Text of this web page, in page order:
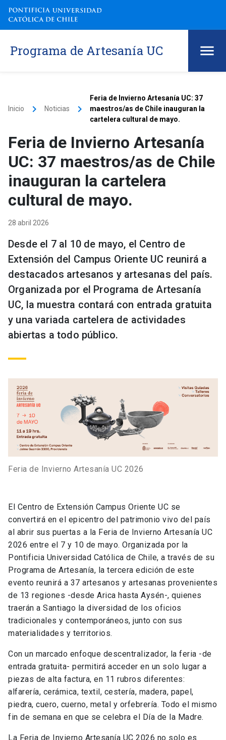
Programa de Artesanía UC
Inicio keyboard_arrow_right Noticias keyboard_arrow_right
Feria de Invierno Artesanía UC: 37
maestros/as de Chile inauguran la
cartelera cultural de mayo.
Feria de Invierno Artesanía
UC: 37 maestros/as de Chile
inauguran la cartelera
cultural de mayo.
28 abril 2026
Desde el 7 al 10 de mayo, el Centro de
Extensión del Campus Oriente UC reunirá a
destacados artesanos y artesanas del país.
Organizada por el Programa de Artesanía
UC, la muestra contará con entrada gratuita
y una variada cartelera de actividades
abiertas a todo público.
Feria de Invierno Artesanía UC 2026
El Centro de Extensión Campus Oriente UC se
convertirá en el epicentro del patrimonio vivo del país
al abrir sus puertas a la Feria de Invierno Artesanía UC
2026 entre el 7 y 10 de mayo. Organizada por la
Pontificia Universidad Católica de Chile, a través de su
Programa de Artesanía, la tercera edición de este
evento reunirá a 37 artesanos y artesanas provenientes
de 13 regiones -desde Arica hasta Aysén-, quienes
traerán a Santiago la diversidad de los oficios
tradicionales y contemporáneos, junto con sus
materialidades y territorios.
Con un marcado enfoque descentralizador, la feria -de
entrada gratuita- permitirá acceder en un solo lugar a
piezas de alta factura, en 11 rubros diferentes:
alfarería, cerámica, textil, cestería, madera, papel,
piedra, cuero, cuerno, metal y orfebrería. Todo el mismo
fin de semana en que se celebra el Día de la Madre.
La Feria de Invierno Artesanía UC 2026 no solo es